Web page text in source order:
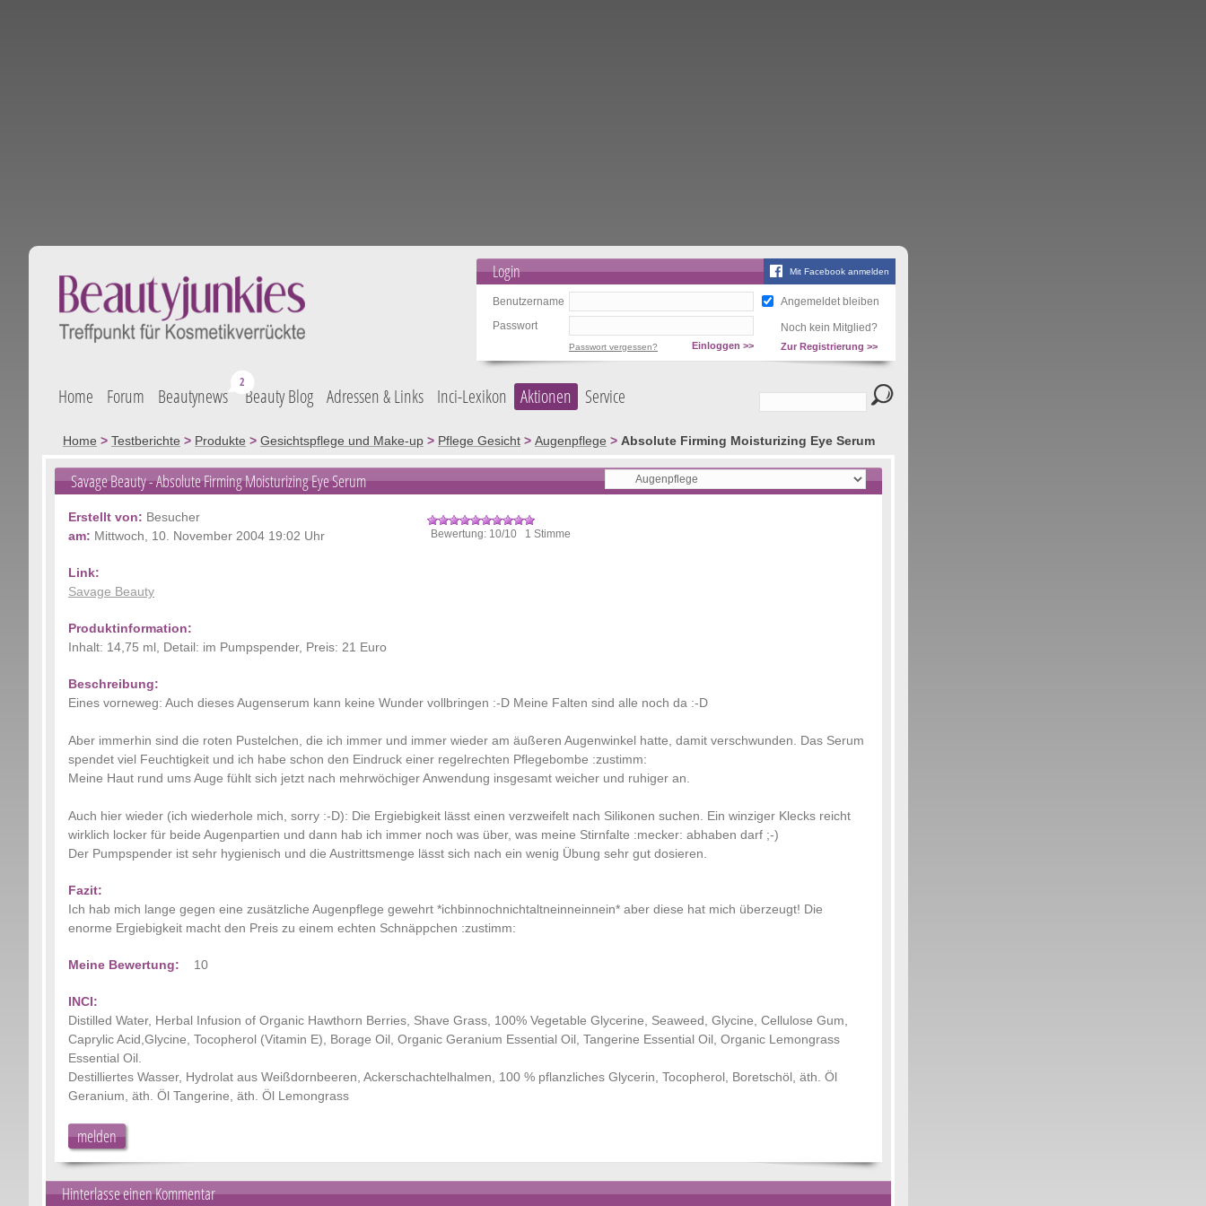
Mit Facebook anmelden
Login
Benutzername
Angemeldet bleiben
Passwort
Noch kein Mitglied?
Einloggen >>
Passwort vergessen? Zur Registrierung >>
Home Forum Beautynews Beauty Blog Adressen & Links Inci-Lexikon Aktionen Service
Home > Testberichte > Produkte > Gesichtspflege und Make-up > Pflege Gesicht > Augenpflege > Absolute Firming Moisturizing Eye Serum
Savage Beauty- Absolute Firming Moisturizing Eye Serum
Erstellt von: Besucher
am: Mittwoch, 10. November 2004 19:02 Uhr Bewertung: 10/10 1 Stimme
Link:
Savage Beauty
Produktinformation:
Inhalt: 14,75 ml, Detail: im Pumpspender, Preis: 21 Euro
Beschreibung:
Eines vorneweg: Auch dieses Augenserum kann keine Wunder vollbringen :-D Meine Falten sind alle noch da :-D
Aber immerhin sind die roten Pustelchen, die ich immer und immer wieder am äußeren Augenwinkel hatte, damit verschwunden. Das Serum
spendet viel Feuchtigkeit und ich habe schon den Eindruck einer regelrechten Pflegebombe :zustimm:
Meine Haut rund ums Auge fühlt sich jetzt nach mehrwöchiger Anwendung insgesamt weicher und ruhiger an.
Auch hier wieder (ich wiederhole mich, sorry :-D): Die Ergiebigkeit lässt einen verzweifelt nach Silikonen suchen. Ein winziger Klecks reicht
wirklich locker für beide Augenpartien und dann hab ich immer noch was über, was meine Stirnfalte :mecker: abhaben darf ;-)
Der Pumpspender ist sehr hygienisch und die Austrittsmenge lässt sich nach ein wenig Übung sehr gut dosieren.
Fazit:
Ich hab mich lange gegen eine zusätzliche Augenpflege gewehrt *ichbinnochnichtaltneinneinnein* aber diese hat mich überzeugt! Die
enorme Ergiebigkeit macht den Preis zu einem echten Schnäppchen :zustimm:
Meine Bewertung: 10
INCI:
Distilled Water, Herbal Infusion of Organic Hawthorn Berries, Shave Grass, 100% Vegetable Glycerine, Seaweed, Glycine, Cellulose Gum,
Caprylic Acid,Glycine, Tocopherol (Vitamin E), Borage Oil, Organic Geranium Essential Oil, Tangerine Essential Oil, Organic Lemongrass
Essential Oil.
Destilliertes Wasser, Hydrolat aus Weißdornbeeren, Ackerschachtelhalmen, 100 % pflanzliches Glycerin, Tocopherol, Boretschöl, äth. Öl
Geranium, äth. Öl Tangerine, äth. Öl Lemongrass
melden
Hinterlasse einen Kommentar